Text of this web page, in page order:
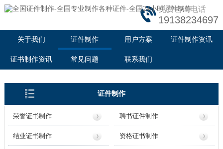
免费咨询电话
19138234697
关于我们 证件制作 用户方案 证件制作资讯
证书制作资讯 常见问题 联系我们
证件制作
荣誉证书制作 聘书证件制作
结业证书制作 资格证书制作